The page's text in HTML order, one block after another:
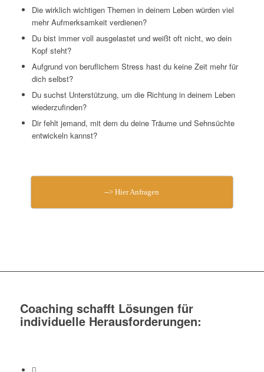
Die wirklich wichtigen Themen in deinem Leben würden viel
mehr Aufmerksamkeit verdienen?
Du bist immer voll ausgelastet und weißt oft nicht, wo dein
Kopf steht?
Aufgrund von beruflichem Stress hast du keine Zeit mehr für
dich selbst?
Du suchst Unterstützung, um die Richtung in deinem Leben
wiederzufinden?
Dir fehlt jemand, mit dem du deine Träume und Sehnsüchte
entwickeln kannst?
--> Hier Anfragen
Coaching schafft Lösungen für
individuelle Herausforderungen: